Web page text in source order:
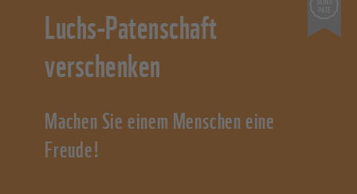
Luchs-Patenschaft
verschenken
Machen Sie einem Menschen eine
Freude!